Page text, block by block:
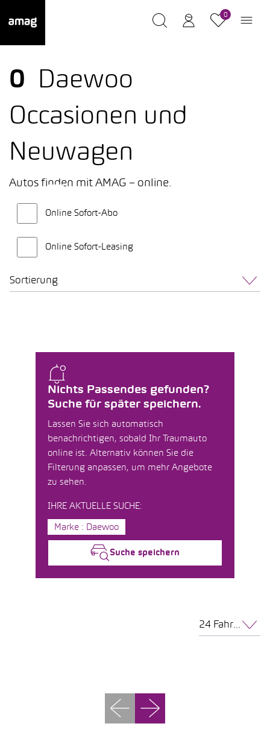
0
0
Daewoo
Occasionen und
Neuwagen
Autos finden mit AMAG – online.
Online Sofort-Abo
Online Sofort-Leasing
Sortierung
Nichts Passendes gefunden?
Suche für später speichern.
Lassen Sie sich automatisch
benachrichtigen, sobald Ihr Traumauto
online ist. Alternativ können Sie die
Filterung anpassen, um mehr Angebote
zu sehen.
IHRE AKTUELLE SUCHE:
Marke : Daewoo
Suche speichern
24 Fahrzeuge pro Seite